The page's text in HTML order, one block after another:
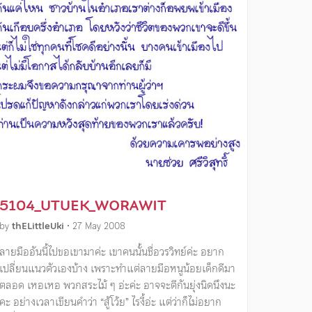
thELittleUki • 27 May 2008
ายมืออันนี้ไปขอเขามาค่ะ เขาคนนั้นชื่อวรวิทย์ค่ะ อยาก
ปลี่ยนแนวตัวเองบ้าง เพราะทําแต่ลายมือหนูน้อยเด็กดีมา
ลอด เหอเหอ พวกสระไม้ ๆ อ่ะค่ะ อาจจะตีกันยุ่งนิดนึงนะ
ะ อย่างเวลาเขียนคําว่า “สู้โว้ย” ไรงี้อ่ะ แต่ว่าก็ไม่อยาก